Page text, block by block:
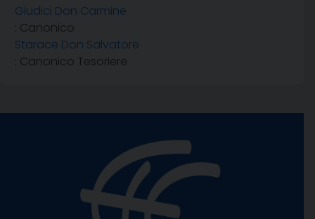
Giudici Don Carmine
: Canonico
Starace Don Salvatore
: Canonico Tesoriere